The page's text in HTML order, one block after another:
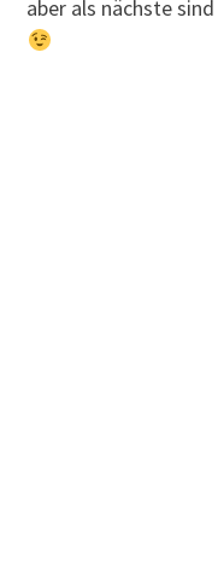
aber als nächste